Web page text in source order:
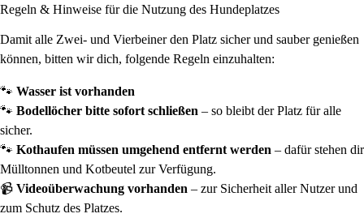
Regeln & Hinweise für die Nutzung des Hundeplatzes
Damit alle Zwei- und Vierbeiner den Platz sicher und sauber genießen
können, bitten wir dich, folgende Regeln einzuhalten:
🐾 Wasser ist vorhanden
🐾 Bodellöcher bitte sofort schließen – so bleibt der Platz für alle
sicher.
🐾 Kothaufen müssen umgehend entfernt werden – dafür stehen dir
Mülltonnen und Kotbeutel zur Verfügung.
📹 Videoüberwachung vorhanden – zur Sicherheit aller Nutzer und
zum Schutz des Platzes.